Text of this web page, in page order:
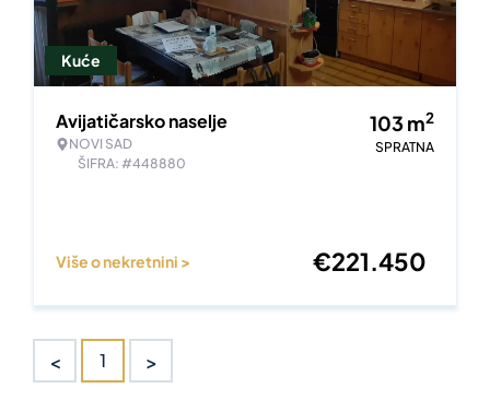
Kuće
Avijatičarsko naselje
NOVI SAD
ŠIFRA: #448880
103 m2
SPRATNA
Više o nekretnini > €221.450
< 1 >